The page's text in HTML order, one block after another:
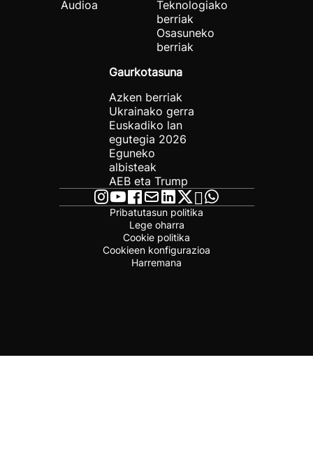
Audioa
Teknologiako
berriak
Osasuneko
berriak
Gaurkotasuna
Azken berriak
Ukrainako gerra
Euskadiko lan
egutegia 2026
Eguneko
albisteak
AEB eta Trump
Pribatutasun politika
Lege oharra
Cookie politika
Cookieen konfigurazioa
Harremana